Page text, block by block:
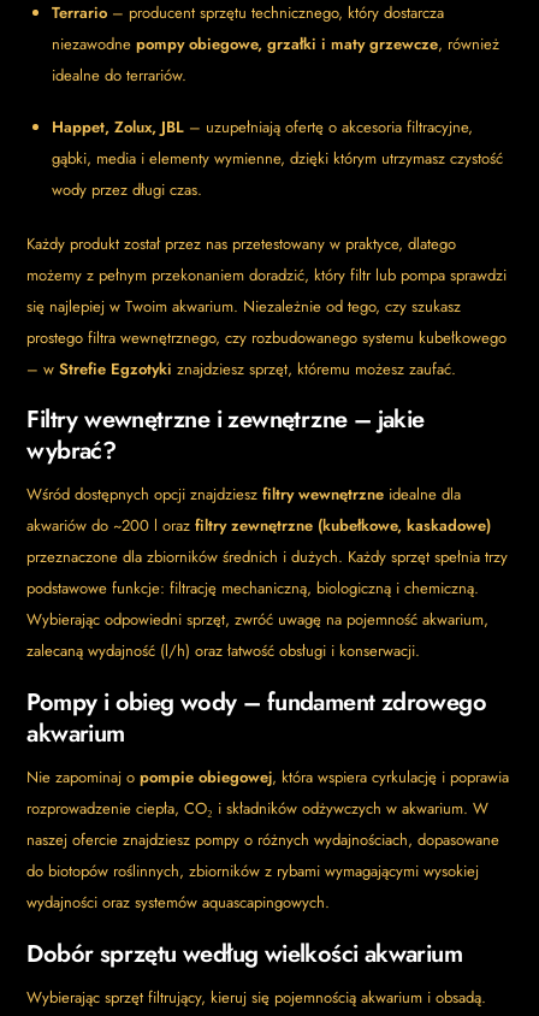
Terrario – producent sprzętu technicznego, który dostarcza
niezawodnepompy obiegowe, grzałki i maty grzewcze, również
idealne do terrariów.
Happet, Zolux, JBL – uzupełniają ofertę o akcesoria filtracyjne,
gąbki, media i elementy wymienne, dzięki którym utrzymasz czystość
wody przez długi czas.
Każdy produkt został przez nas przetestowany w praktyce, dlatego
możemy z pełnym przekonaniem doradzić, który filtr lub pompa sprawdzi
się najlepiej w Twoim akwarium. Niezależnie od tego, czy szukasz
prostego filtra wewnętrznego, czy rozbudowanego systemu kubełkowego
– wStrefie Egzotyki znajdziesz sprzęt, któremu możesz zaufać.
Filtry wewnętrzne i zewnętrzne – jakie
wybrać?
Wśród dostępnych opcji znajdzieszfiltry wewnętrzne idealne dla
akwariów do ~200 l orazfiltry zewnętrzne (kubełkowe, kaskadowe)
przeznaczone dla zbiorników średnich i dużych. Każdy sprzęt spełnia trzy
podstawowe funkcje: filtrację mechaniczną, biologiczną i chemiczną.
Wybierając odpowiedni sprzęt, zwróć uwagę na pojemność akwarium,
zalecaną wydajność (l/h) oraz łatwość obsługi i konserwacji.
Pompy i obieg wody – fundament zdrowego
akwarium
Nie zapominaj opompie obiegowej, która wspiera cyrkulację i poprawia
rozprowadzenie ciepła, CO₂ i składników odżywczych w akwarium. W
naszej ofercie znajdziesz pompy o różnych wydajnościach, dopasowane
do biotopów roślinnych, zbiorników z rybami wymagającymi wysokiej
wydajności oraz systemów aquascapingowych.
Dobór sprzętu według wielkości akwarium
Wybierając sprzęt filtrujący, kieruj się pojemnością akwarium i obsadą.